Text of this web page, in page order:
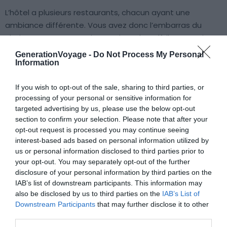
GenerationVoyage - Do Not Process My Personal
Information
If you wish to opt-out of the sale, sharing to third parties, or
processing of your personal or sensitive information for
targeted advertising by us, please use the below opt-out
section to confirm your selection. Please note that after your
opt-out request is processed you may continue seeing
interest-based ads based on personal information utilized by
us or personal information disclosed to third parties prior to
your opt-out. You may separately opt-out of the further
disclosure of your personal information by third parties on the
IAB’s list of downstream participants. This information may
also be disclosed by us to third parties on the IAB’s List of
Downstream Participants that may further disclose it to other
L’hôtel a plusieurs restaurants, chacun ayant une
ambiance différente. Vous avez donc l’embarras du
choix pour vos repas. Si vous aimez le golf, il y a aussi un
parcours de 18 trous. Et si vous êtes unfan de la nature
vous ne serez pas déçu. Que ce soit la nage en rivière, la
de profiter de la beauté des alentours.
À lire aussi sur le guide Les hôtels de luxe
en Europe :
Les 15 meilleurs hôtels de luxe dans chaque pays
d'Europe
Le classement des 10 meilleurs hôtels de luxe
d'Europe
Les 5 plus belles chambres d'hôtels de luxe d'Europe